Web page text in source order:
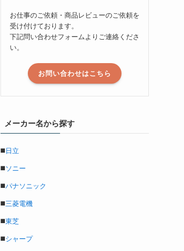
お仕事のご依頼・商品レビューのご依頼を
受け付けております。
下記問い合わせフォームよりご連絡くださ
い。
お問い合わせはこちら
メーカー名から探す
◼️日立
◼️ソニー
◼️パナソニック
◼️三菱電機
◼️東芝
◼️シャープ